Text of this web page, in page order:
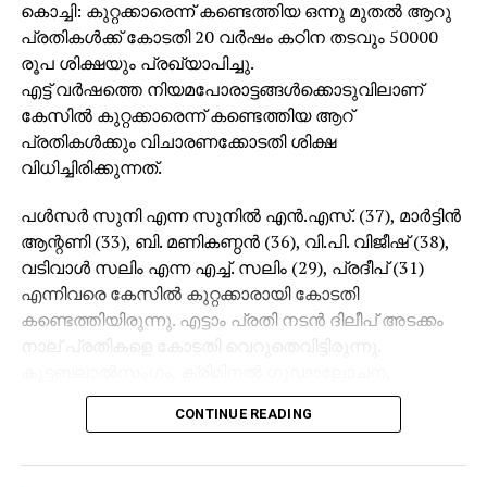
കൊച്ചി: കുറ്റക്കാരെന്ന് കണ്ടെത്തിയ ഒന്നു മുതല്‍ ആറു
പ്രതികള്‍ക്ക് കോടതി 20 വര്‍ഷം കഠിന തടവും 50000
രൂപ ശിക്ഷയും പ്രഖ്യാപിച്ചു.
എട്ട് വര്‍ഷത്തെ നിയമപോരാട്ടങ്ങള്‍ക്കൊടുവിലാണ്
കേസില്‍ കുറ്റക്കാരെന്ന് കണ്ടെത്തിയ ആറ്
പ്രതികള്‍ക്കും വിചാരണക്കോടതി ശിക്ഷ
വിധിച്ചിരിക്കുന്നത്.
പള്‍സര്‍ സുനി എന്ന സുനില്‍ എന്‍.എസ്. (37), മാര്‍ട്ടിന്‍
ആന്റണി (33), ബി. മണികണ്ഠന്‍ (36), വി.പി. വിജീഷ് (38),
വടിവാള്‍ സലിം എന്ന എച്ച്. സലിം (29), പ്രദീപ് (31)
എന്നിവരെ കേസില്‍ കുറ്റക്കാരായി കോടതി
കണ്ടെത്തിയിരുന്നു. എട്ടാം പ്രതി നടന്‍ ദിലീപ് അടക്കം
നാല് പ്രതികളെ കോടതി വെറുതെവിട്ടിരുന്നു.
അന്യായ തടവില്‍ വയ്ക്കല്‍, സ്ത്രീത്വത്തെ
അപമാനിക്കല്‍, നഗ്‌നയാകാന്‍ നിര്‍ബന്ധിക്കല്‍
CONTINUE READING